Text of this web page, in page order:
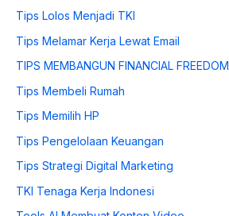
Tips Lolos Menjadi TKI
Tips Melamar Kerja Lewat Email
TIPS MEMBANGUN FINANCIAL FREEDOM
Tips Membeli Rumah
Tips Memilih HP
Tips Pengelolaan Keuangan
Tips Strategi Digital Marketing
TKI Tenaga Kerja Indonesi